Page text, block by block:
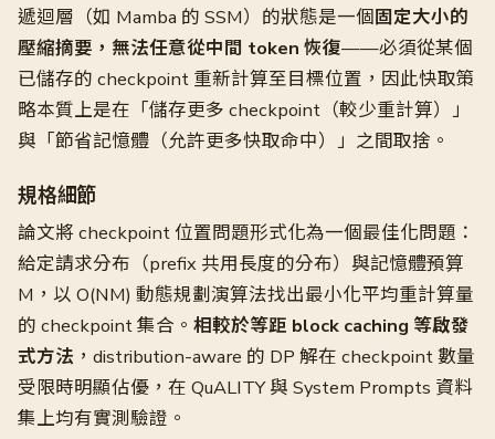
遞迴層（如 Mamba 的 SSM）的狀態是一個固定大小的
壓縮摘要，無法任意從中間 token 恢復——必須從某個
已儲存的 checkpoint 重新計算至目標位置，因此快取策
略本質上是在「儲存更多 checkpoint（較少重計算）」
與「節省記憶體（允許更多快取命中）」之間取捨。
規格細節
論文將 checkpoint 位置問題形式化為一個最佳化問題：
給定請求分布（prefix 共用長度的分布）與記憶體預算
M，以 O(NM) 動態規劃演算法找出最小化平均重計算量
的 checkpoint 集合。 相較於等距 block caching 等啟發
式方法 ，distribution-aware 的 DP 解在 checkpoint 數量
受限時明顯佔優，在 QuALITY 與 System Prompts 資料
集上均有實測驗證。